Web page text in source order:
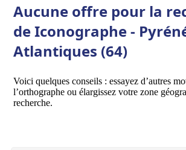
Aucune offre pour la
de Iconographe -
Atlantiques (64)
Voici quelques conseils : essayez d’autres
l’orthographe ou élargissez votre zone
recherche.